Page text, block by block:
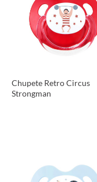
Chupete Retro Circus
Strongman